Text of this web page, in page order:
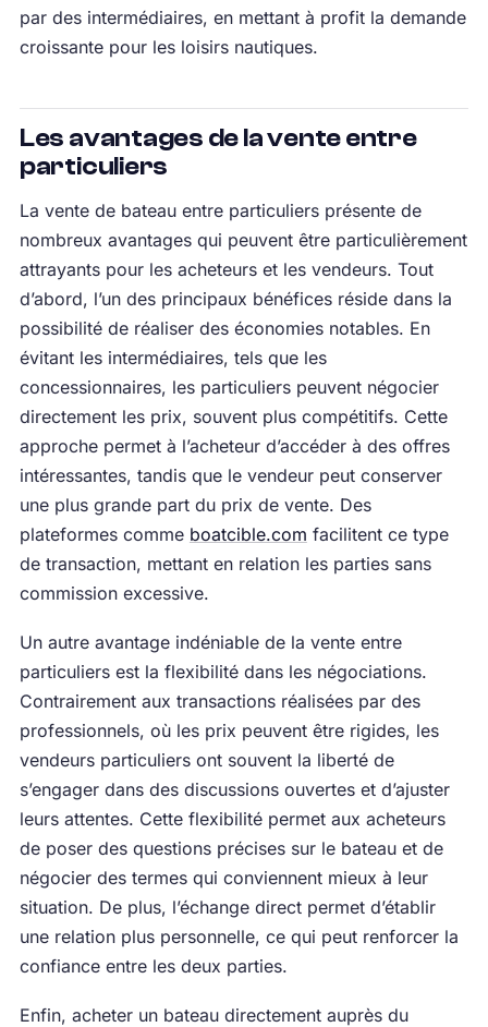
par des intermédiaires, en mettant à profit la demande
croissante pour les loisirs nautiques.
Les avantages de la vente entre
particuliers
La vente de bateau entre particuliers présente de
nombreux avantages qui peuvent être particulièrement
attrayants pour les acheteurs et les vendeurs. Tout
d’abord, l’un des principaux bénéfices réside dans la
possibilité de réaliser des économies notables. En
évitant les intermédiaires, tels que les
concessionnaires, les particuliers peuvent négocier
directement les prix, souvent plus compétitifs. Cette
approche permet à l’acheteur d’accéder à des offres
intéressantes, tandis que le vendeur peut conserver
une plus grande part du prix de vente. Des
plateformes comme boatcible.com facilitent ce type
de transaction, mettant en relation les parties sans
commission excessive.
Un autre avantage indéniable de la vente entre
particuliers est la flexibilité dans les négociations.
Contrairement aux transactions réalisées par des
professionnels, où les prix peuvent être rigides, les
vendeurs particuliers ont souvent la liberté de
s’engager dans des discussions ouvertes et d’ajuster
leurs attentes. Cette flexibilité permet aux acheteurs
de poser des questions précises sur le bateau et de
négocier des termes qui conviennent mieux à leur
situation. De plus, l’échange direct permet d’établir
une relation plus personnelle, ce qui peut renforcer la
confiance entre les deux parties.
Enfin, acheter un bateau directement auprès du